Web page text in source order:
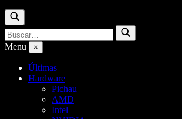
Buscar
Buscar
por:
Buscar
Menu ×
Últimas
Hardware
Pichau
AMD
Intel